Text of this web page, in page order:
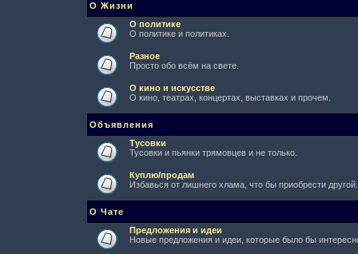
О Жизни
О политике
О политике и политиках.
Разное
Просто обо всём на свете.
О кино и искусстве
О кино, театрах, концертах, выставках и прочем.
Объявления
Тусовки
Тусовки и пьянки трямовцев и не только.
Куплю/продам
Избавься от лишнего хлама, что бы приобрести другой.
О Чате
Предложения и идеи
Новые предложения и идеи, которые было бы